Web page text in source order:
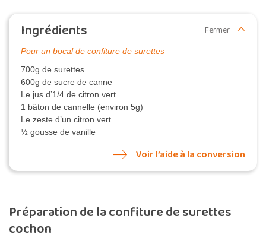
Ingrédients Fermer
Pour un bocal de confiture de surettes
700g de surettes
600g de sucre de canne
Le jus d’1/4 de citron vert
1 bâton de cannelle (environ 5g)
Le zeste d’un citron vert
½ gousse de vanille
Voir l’aide à la conversion
Préparation de la confiture de surettes
cochon